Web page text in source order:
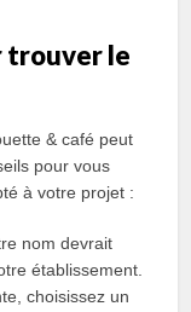
trouver le
& café peut
pour vous
à votre projet :
nom devrait
établissement.
choisissez un